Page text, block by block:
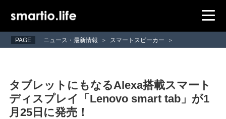
PAGE ニュース・最新情報 > スマートスピーカー >
タブレットにもなるAlexa搭載スマート
ディスプレイ「Lenovo smart tab」が1
月25日に発売！